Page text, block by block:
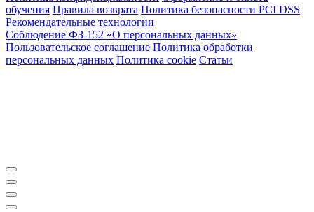
обучения Правила возврата Политика безопасности PCI DSS
Рекомендательные технологии
Соблюдение ФЗ-152 «О персональ­ных данных»
Пользовательское соглашение Политика обработки
персональных данных Политика cookie Статьи